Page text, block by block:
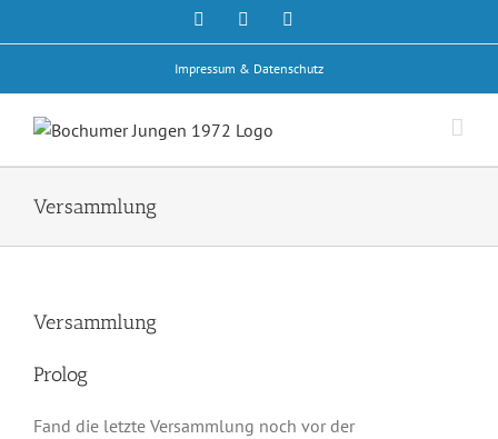
Inhalt
Facebook
Impressum & Datenschutz
Versammlung
Versammlung
Prolog
Fand die letzte Versammlung noch vor der